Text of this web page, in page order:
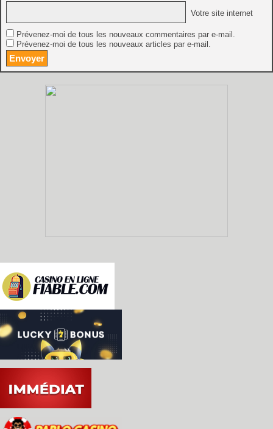
Votre site internet
Prévenez-moi de tous les nouveaux commentaires par e-mail.
Prévenez-moi de tous les nouveaux articles par e-mail.